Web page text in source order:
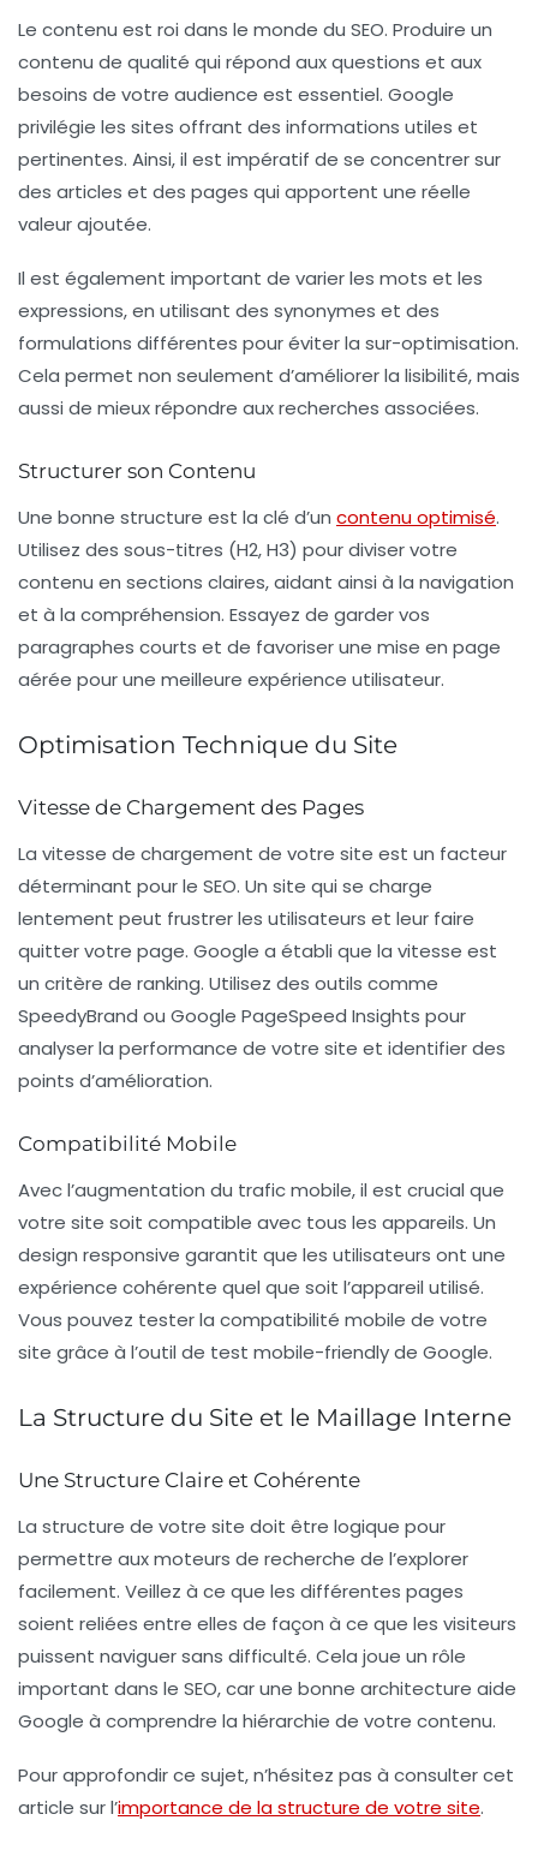
Le contenu est roi dans le monde du SEO. Produire un
contenu de qualité qui répond aux questions et aux
besoins de votre audience est essentiel. Google
privilégie les sites offrant des informations utiles et
pertinentes. Ainsi, il est impératif de se concentrer sur
des articles et des pages qui apportent une réelle
valeur ajoutée.
Il est également important de varier les mots et les
expressions, en utilisant des synonymes et des
formulations différentes pour éviter la sur-optimisation.
Cela permet non seulement d’améliorer la lisibilité, mais
aussi de mieux répondre aux recherches associées.
Structurer son Contenu
Une bonne structure est la clé d’un contenu optimisé.
Utilisez des sous-titres (H2, H3) pour diviser votre
contenu en sections claires, aidant ainsi à la navigation
et à la compréhension. Essayez de garder vos
paragraphes courts et de favoriser une mise en page
aérée pour une meilleure expérience utilisateur.
Optimisation Technique du Site
Vitesse de Chargement des Pages
La vitesse de chargement de votre site est un facteur
déterminant pour le SEO. Un site qui se charge
lentement peut frustrer les utilisateurs et leur faire
quitter votre page. Google a établi que la vitesse est
un critère de ranking. Utilisez des outils comme
SpeedyBrand ou Google PageSpeed Insights pour
analyser la performance de votre site et identifier des
points d’amélioration.
Compatibilité Mobile
Avec l’augmentation du trafic mobile, il est crucial que
votre site soit compatible avec tous les appareils. Un
design responsive garantit que les utilisateurs ont une
expérience cohérente quel que soit l’appareil utilisé.
Vous pouvez tester la compatibilité mobile de votre
site grâce à l’outil de test mobile-friendly de Google.
La Structure du Site et le Maillage Interne
Une Structure Claire et Cohérente
La structure de votre site doit être logique pour
permettre aux moteurs de recherche de l’explorer
facilement. Veillez à ce que les différentes pages
soient reliées entre elles de façon à ce que les visiteurs
puissent naviguer sans difficulté. Cela joue un rôle
important dans le SEO, car une bonne architecture aide
Google à comprendre la hiérarchie de votre contenu.
Pour approfondir ce sujet, n’hésitez pas à consulter cet
article sur l’importance de la structure de votre site.